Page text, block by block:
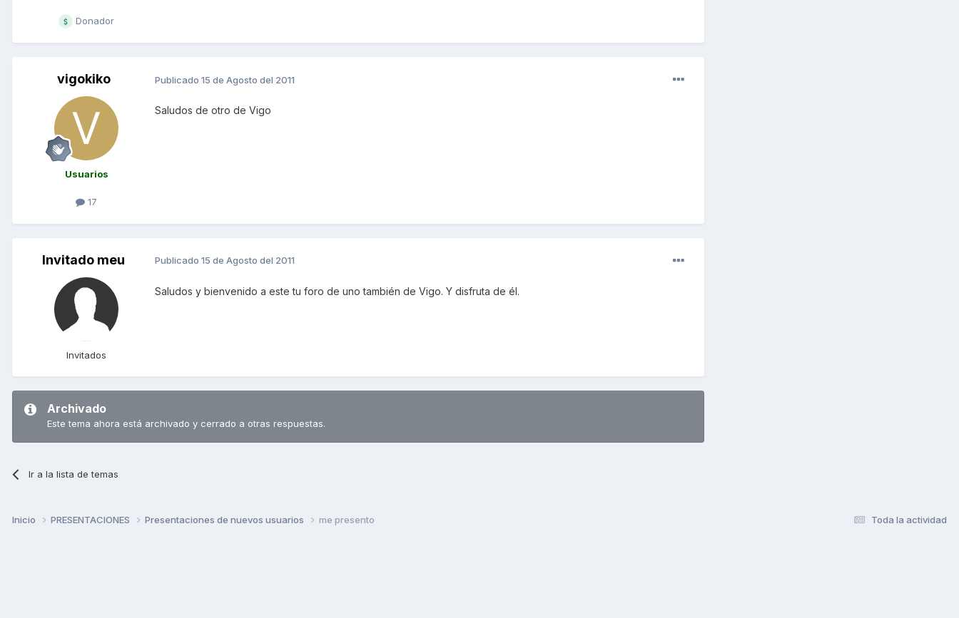
Donador
vigokiko
Usuarios
17
Publicado 15 de Agosto del 2011
Saludos de otro de Vigo
Invitado meu
Invitados
Publicado 15 de Agosto del 2011
Saludos y bienvenido a este tu foro de uno también de Vigo. Y disfruta de él.
Archivado
Este tema ahora está archivado y cerrado a otras respuestas.
Ir a la lista de temas
Toda la actividad
Inicio PRESENTACIONES Presentaciones de nuevos usuarios me presento